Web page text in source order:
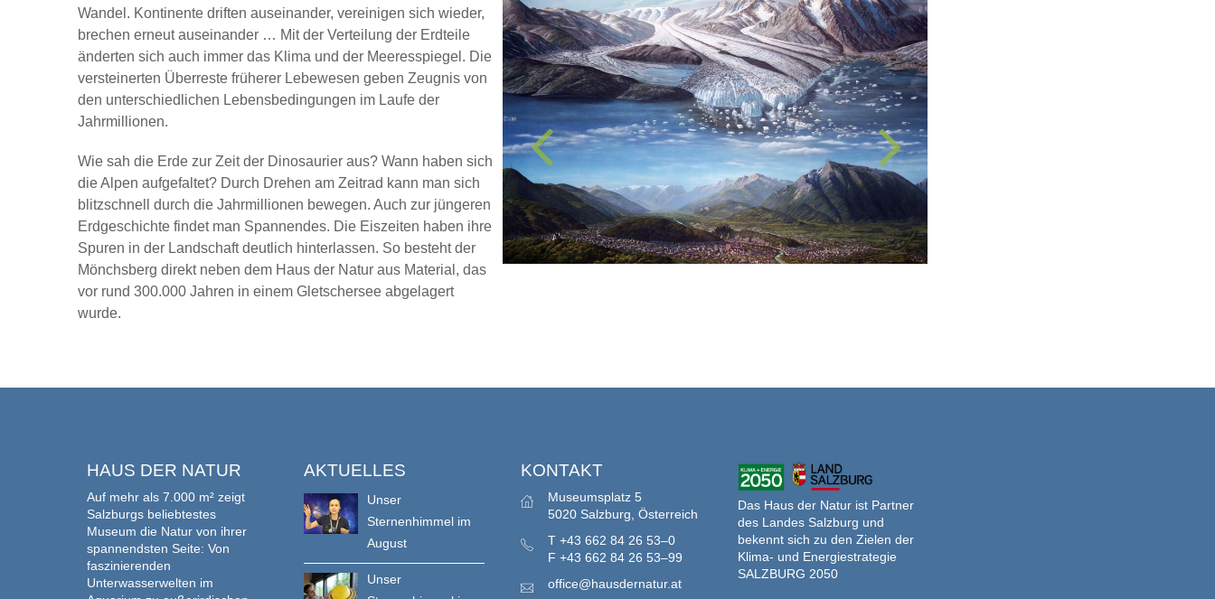
Wandel. Kontinente driften auseinander, vereinigen sich wieder,
brechen erneut auseinander … Mit der Verteilung der Erdteile
änderten sich auch immer das Klima und der Meeresspiegel. Die
versteinerten Überreste früherer Lebewesen geben Zeugnis von
den unterschiedlichen Lebensbedingungen im Laufe der
Jahrmillionen.
Wie sah die Erde zur Zeit der Dinosaurier aus? Wann haben sich
die Alpen aufgefaltet? Durch Drehen am Zeitrad kann man sich
blitzschnell durch die Jahrmillionen bewegen. Auch zur jüngeren
Erdgeschichte findet man Spannendes. Die Eiszeiten haben ihre
Spuren in der Landschaft deutlich hinterlassen. So besteht der
Mönchsberg direkt neben dem Haus der Natur aus Material, das
vor rund 300.000 Jahren in einem Gletschersee abgelagert
wurde.
HAUS DER NATUR
Auf mehr als 7.000 m² zeigt
Salzburgs beliebtestes
Museum die Natur von ihrer
spannendsten Seite: Von
faszinierenden
Unterwasserwelten im
AKTUELLES
Unser
Sternenhimmel im
August
Unser
KONTAKT
Museumsplatz 5
5020 Salzburg, Österreich
T +43 662 84 26 53–0
F +43 662 84 26 53–99
office@hausdernatur.at
Das Haus der Natur ist Partner
des Landes Salzburg und
bekennt sich zu den Zielen der
Klima- und Energiestrategie
SALZBURG 2050